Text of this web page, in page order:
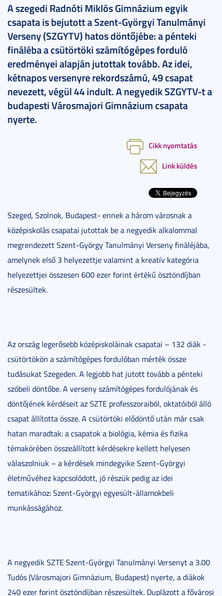
A szegedi Radnóti Miklós Gimnázium egyik
csapata is bejutott a Szent-Györgyi Tanulmányi
Verseny (SZGYTV) hatos döntőjébe: a pénteki
fináléba a csütörtöki számítógépes forduló
eredményei alapján jutottak tovább. Az idei,
kétnapos versenyre rekordszámú, 49 csapat
nevezett, végül 44 indult. A negyedik SZGYTV-t a
budapesti Városmajori Gimnázium csapata
nyerte.
Cikk nyomtatás
Link küldés
Szeged, Szolnok, Budapest- ennek a három városnak a
középiskolás csapatai jutottak be a negyedik alkalommal
megrendezett Szent-György Tanulmányi Verseny fináléjába,
amelynek első 3 helyezettje valamint a kreatív kategória
helyezettjei összesen 600 ezer forint értékű ösztöndíjban
részesültek.
Az ország legerősebb középiskoláinak csapatai – 132 diák -
csütörtökön a számítógépes fordulóban mérték össze
tudásukat Szegeden. A legjobb hat jutott tovább a pénteki
szóbeli döntőbe. A verseny számítógépes fordulójának és
döntőjének kérdéseit az SZTE professzoraiból, oktatóiból álló
csapat állította össze. A csütörtöki elődöntő után már csak
hatan maradtak: a csapatok a biológia, kémia és fizika
témakörében összeállított kérdésekre kellett helyesen
válaszolniuk – a kérdések mindegyike Szent-Györgyi
életművéhez kapcsolódott, jó részük pedig az idei
tematikához: Szent-Györgyi egyesült-államokbeli
munkásságához.
A negyedik SZTE Szent-Györgyi Tanulmányi Versenyt a 3.00
Tudós (Városmajori Gimnázium, Budapest) nyerte, a diákok
240 ezer forint ösztöndíjban részesültek. Duplázott a fővárosi